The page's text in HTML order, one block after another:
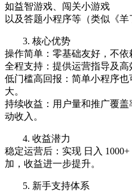
如益智游戏、闯关小游戏
以及答题小程序等（类似《羊
3. 核心优势
操作简单：零基础友好，不依
全程支持：提供运营指导及高
低门槛高回报：简单小程序
大。
持续收益：用户量和推广覆
动收入。
4. 收益潜力
稳定运营后：实现 日入
加，收益进一步提升。
5. 新手支持体系